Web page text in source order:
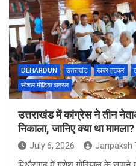
o
o
k
A
p
p
t
DEHARDUN उत्तराखंड खबर हटकर
सोशल मीडिया वायरल
उत्तराखंड में कांग्रेस ने तीन
निकाला, जानिए क्या था मामला?
July 6, 2026 Janpaksh